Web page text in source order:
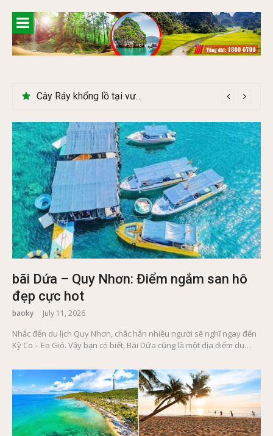
content
Cây Ráy khổng lồ tại vườn Quốc gia Cúc Phương
bãi Dứa – Quy Nhơn: Điểm ngắm san hô
đẹp cực hot
baoky July 11, 2026
Nhắc đến du lịch Quy Nhơn, chắc hẳn nhiều người sẽ nghĩ ngay đến
Kỳ Co – Eo Gió. Vậy bạn có biết, Bãi Dứa cũng là một địa điểm du…